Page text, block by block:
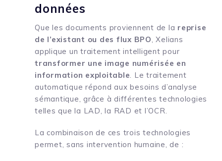
données
Que les documents proviennent de la reprise
de l’existant ou des flux BPO, Xelians
applique un traitement intelligent pour
transformer une image numérisée en
information exploitable. Le traitement
automatique répond aux besoins d’analyse
sémantique, grâce à différentes technologies
telles que la LAD, la RAD et l’OCR.
La combinaison de ces trois technologies
permet, sans intervention humaine, de :